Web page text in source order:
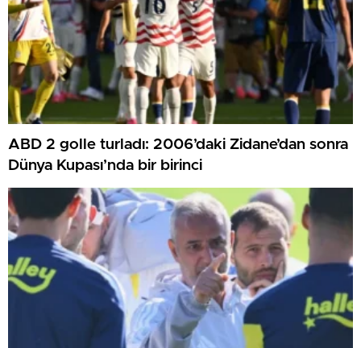
ABD 2 golle turladı: 2006’daki Zidane’dan sonra
Dünya Kupası’nda bir birinci